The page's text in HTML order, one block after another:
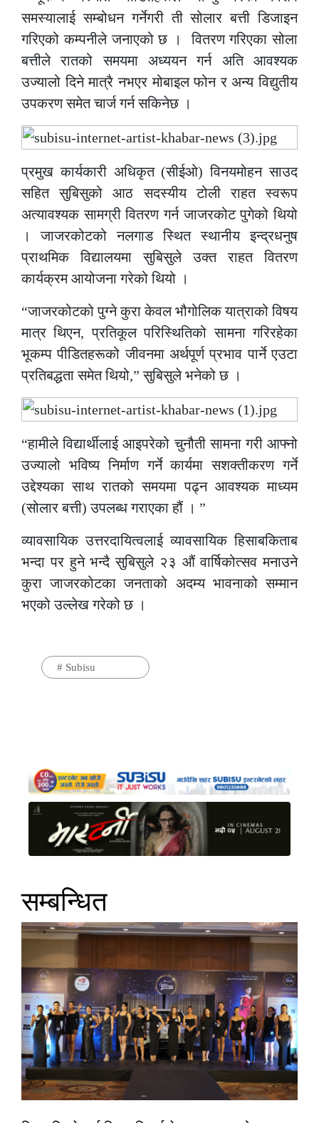
समस्यालाई सम्बोधन गर्नेगरी ती सोलार बत्ती डिजाइन
गरिएको कम्पनीले जनाएको छ । वितरण गरिएका सोला
बत्तीले रातको समयमा अध्ययन गर्न अति आवश्यक
उज्यालो दिने मात्रै नभएर मोबाइल फोन र अन्य विद्युतीय
उपकरण समेत चार्ज गर्न सकिनेछ ।
प्रमुख कार्यकारी अधिकृत (सीईओ) विनयमोहन साउद
सहित सुबिसुको आठ सदस्यीय टोली राहत स्वरूप
अत्यावश्यक सामग्री वितरण गर्न जाजरकोट पुगेको थियो
। जाजरकोटको नलगाड स्थित स्थानीय इन्द्रधनुष
प्राथमिक विद्यालयमा सुबिसुले उक्त राहत वितरण
कार्यक्रम आयोजना गरेको थियो ।
“जाजरकोटको पुग्ने कुरा केवल भौगोलिक यात्राको विषय
मात्र थिएन, प्रतिकूल परिस्थितिको सामना गरिरहेका
भूकम्प पीडितहरूको जीवनमा अर्थपूर्ण प्रभाव पार्ने एउटा
प्रतिबद्धता समेत थियो,” सुबिसुले भनेको छ ।
“हामीले विद्यार्थीलाई आइपरेको चुनौती सामना गरी आफ्नो
उज्यालो भविष्य निर्माण गर्ने कार्यमा सशक्तीकरण गर्ने
उद्देश्यका साथ रातको समयमा पढ्न आवश्यक माध्यम
(सोलार बत्ती) उपलब्ध गराएका हौं । ”
व्यावसायिक उत्तरदायित्वलाई व्यावसायिक हिसाबकिताब
भन्दा पर हुने भन्दै सुबिसुले २३ औं वार्षिकोत्सव मनाउने
कुरा जाजरकोटका जनताको अदम्य भावनाको सम्मान
भएको उल्लेख गरेको छ ।
# Subisu
सम्बन्धित